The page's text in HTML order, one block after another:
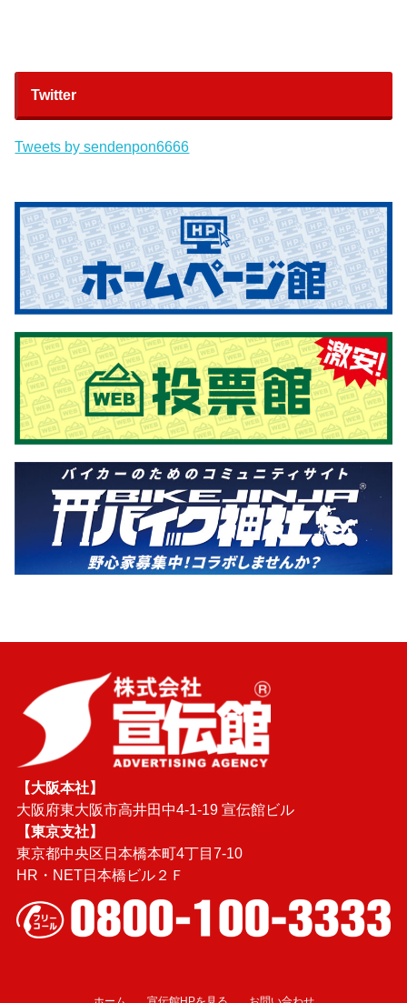
Twitter
Tweets by sendenpon6666
【大阪本社】
大阪府東大阪市高井田中4-1-19 宣伝館ビル
【東京支社】
東京都中央区日本橋本町4丁目7-10
HR・NET日本橋ビル２Ｆ
ホーム 宣伝館HPを見る お問い合わせ